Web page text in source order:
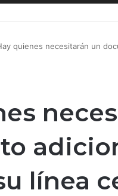
quienes necesitarán un
línea